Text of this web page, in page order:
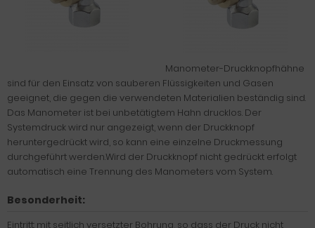
Manometer-Druckknopfhähne
sind für den Einsatz von sauberen Flüssigkeiten und Gasen
geeignet, die gegen die verwendeten Materialien beständig sind.
Das Manometer ist bei unbetätigtem Hahn drucklos. Der
Systemdruck wird nur angezeigt, wenn der Druckknopf
heruntergedrückt wird, so kann eine einzelne Druckmessung
durchgeführt werden.Wird der Druckknopf nicht gedrückt erfolgt
automatisch eine Trennung des Manometers vom System.
Besonderheit:
Eintritt: mit seitlich versetzter Bohrung, so dass der Druck nicht